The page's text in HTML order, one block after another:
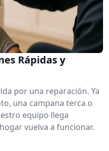
Rápidas y
por una reparación. Ya
una campana terca o
equipo llega
vuelva a funcionar.